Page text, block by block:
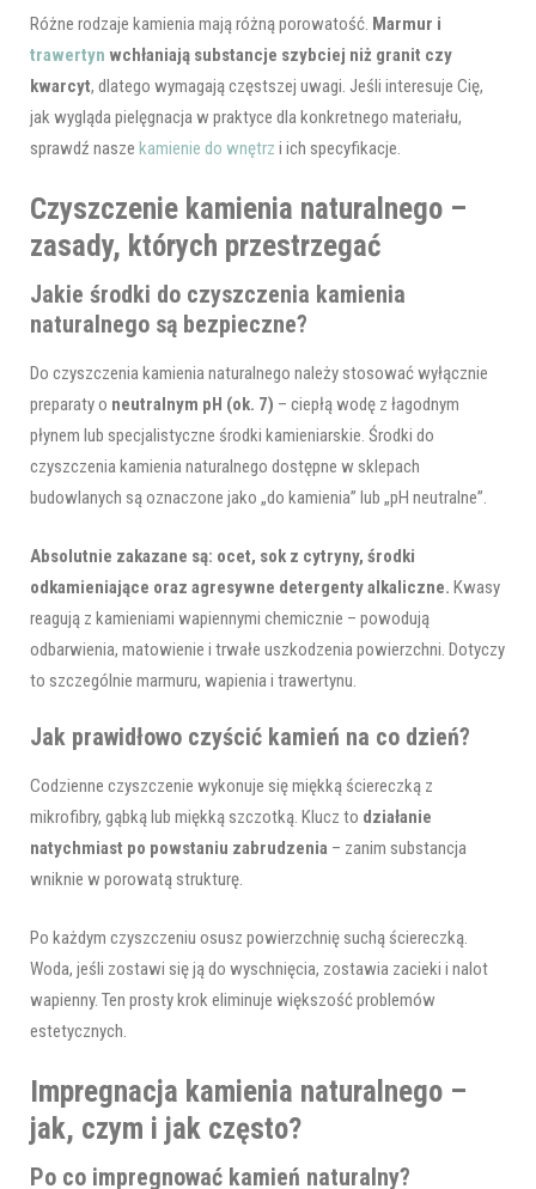
Różne rodzaje kamienia mają różną porowatość. Marmur i
trawertyn wchłaniają substancje szybciej niż granit czy
kwarcyt, dlatego wymagają częstszej uwagi. Jeśli interesuje Cię,
jak wygląda pielęgnacja w praktyce dla konkretnego materiału,
sprawdź nasze kamienie do wnętrz i ich specyfikacje.
Czyszczenie kamienia naturalnego –
zasady, których przestrzegać
Jakie środki do czyszczenia kamienia
naturalnego są bezpieczne?
Do czyszczenia kamienia naturalnego należy stosować wyłącznie
preparaty o neutralnym pH (ok. 7) – ciepłą wodę z łagodnym
płynem lub specjalistyczne środki kamieniarskie. Środki do
czyszczenia kamienia naturalnego dostępne w sklepach
budowlanych są oznaczone jako „do kamienia” lub „pH neutralne”.
Absolutnie zakazane są: ocet, sok z cytryny, środki
odkamieniające oraz agresywne detergenty alkaliczne. Kwasy
reagują z kamieniami wapiennymi chemicznie – powodują
odbarwienia, matowienie i trwałe uszkodzenia powierzchni. Dotyczy
to szczególnie marmuru, wapienia i trawertynu.
Jak prawidłowo czyścić kamień na co dzień?
Codzienne czyszczenie wykonuje się miękką ściereczką z
mikrofibry, gąbką lub miękką szczotką. Klucz to działanie
natychmiast po powstaniu zabrudzenia – zanim substancja
wniknie w porowatą strukturę.
Po każdym czyszczeniu osusz powierzchnię suchą ściereczką.
Woda, jeśli zostawi się ją do wyschnięcia, zostawia zacieki i nalot
wapienny. Ten prosty krok eliminuje większość problemów
estetycznych.
Impregnacja kamienia naturalnego –
jak, czym i jak często?
Po co impregnować kamień naturalny?